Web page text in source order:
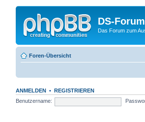
DS-Forum
Das Forum zum
Foren-Übersicht
ANMELDEN • REGISTRIEREN
Benutzername: